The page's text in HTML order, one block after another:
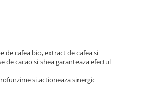
de cafea bio, extract de cafea si
cacao si shea garanteaza efectul
si actioneaza sinergic